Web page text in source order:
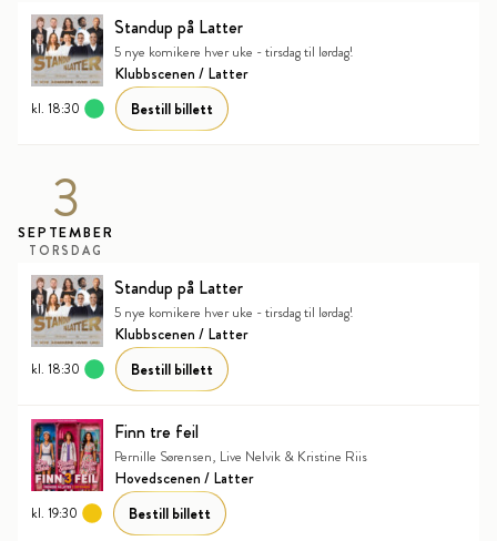
Standup på Latter
5 nye komikere hver uke - tirsdag til lørdag!
Klubbscenen / Latter
kl. 18:30 Bestill billett
3
SEPTEMBER
TORSDAG
Standup på Latter
5 nye komikere hver uke - tirsdag til lørdag!
Klubbscenen / Latter
kl. 18:30 Bestill billett
Finn tre feil
Pernille Sørensen, Live Nelvik & Kristine Riis
Hovedscenen / Latter
kl. 19:30 Bestill billett